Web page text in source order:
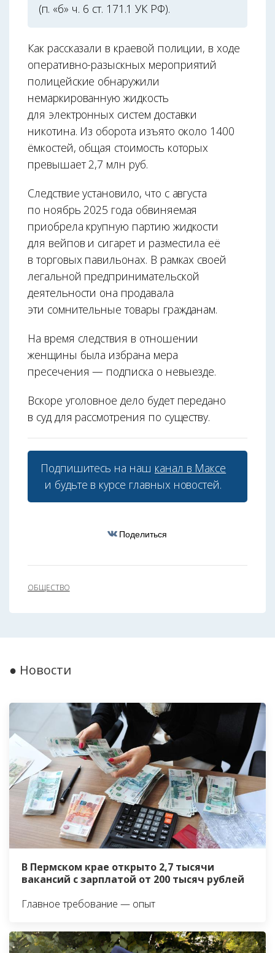
(п. «б» ч. 6 ст. 171.1 УК РФ).
Как рассказали в краевой полиции, в ходе
оперативно-разыскных мероприятий
полицейские обнаружили
немаркированную жидкость
для электронных систем доставки
никотина. Из оборота изъято около 1400
ёмкостей, общая стоимость которых
превышает 2,7 млн руб.
Следствие установило, что с августа
по ноябрь 2025 года обвиняемая
приобрела крупную партию жидкости
для вейпов и сигарет и разместила её
в торговых павильонах. В рамках своей
легальной предпринимательской
деятельности она продавала
эти сомнительные товары гражданам.
На время следствия в отношении
женщины была избрана мера
пресечения — подписка о невыезде.
Вскоре уголовное дело будет передано
в суд для рассмотрения по существу.
Подпишитесь на наш канал в Максе
и будьте в курсе главных новостей.
Поделиться
ОБЩЕСТВО
● Новости
В Пермском крае открыто 2,7 тысячи
вакансий с зарплатой от 200 тысяч рублей
Главное требование — опыт